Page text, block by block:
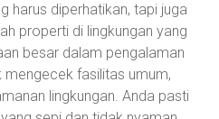
harus diperhatikan, tapi juga
properti di lingkungan yang
besar dalam pengalaman
mengecek fasilitas umum,
lingkungan. Anda pasti